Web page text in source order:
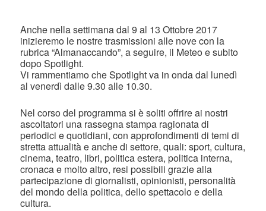
Anche nella settimana dal 9 al 13 Ottobre 2017
inizieremo le nostre trasmissioni alle nove con la
rubrica “Almanaccando”, a seguire, il Meteo e subito
dopo Spotlight.
Vi rammentiamo che Spotlight va in onda dal lunedì
al venerdì dalle 9.30 alle 10.30.
Nel corso del programma si è soliti offrire ai nostri
ascoltatori una rassegna stampa ragionata di
periodici e quotidiani, con approfondimenti di temi di
stretta attualità e anche di settore, quali: sport, cultura,
cinema, teatro, libri, politica estera, politica interna,
cronaca e molto altro, resi possibili grazie alla
partecipazione di giornalisti, opinionisti, personalità
del mondo della politica, dello spettacolo e della
cultura.